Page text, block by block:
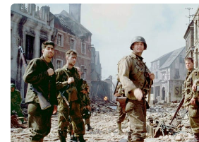
Filmy
Seriály
Hry
Cool Esport